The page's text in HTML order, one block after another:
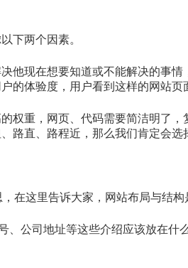
下两个因素。
现在想要知道或不能解决的事
的体验度，用户看到这样的网站页
重，网页、代码需要简洁明了
路直、路程近，那么我们肯定会
在这里告诉大家，网站布局与结
公司地址等这些介绍应该放在什